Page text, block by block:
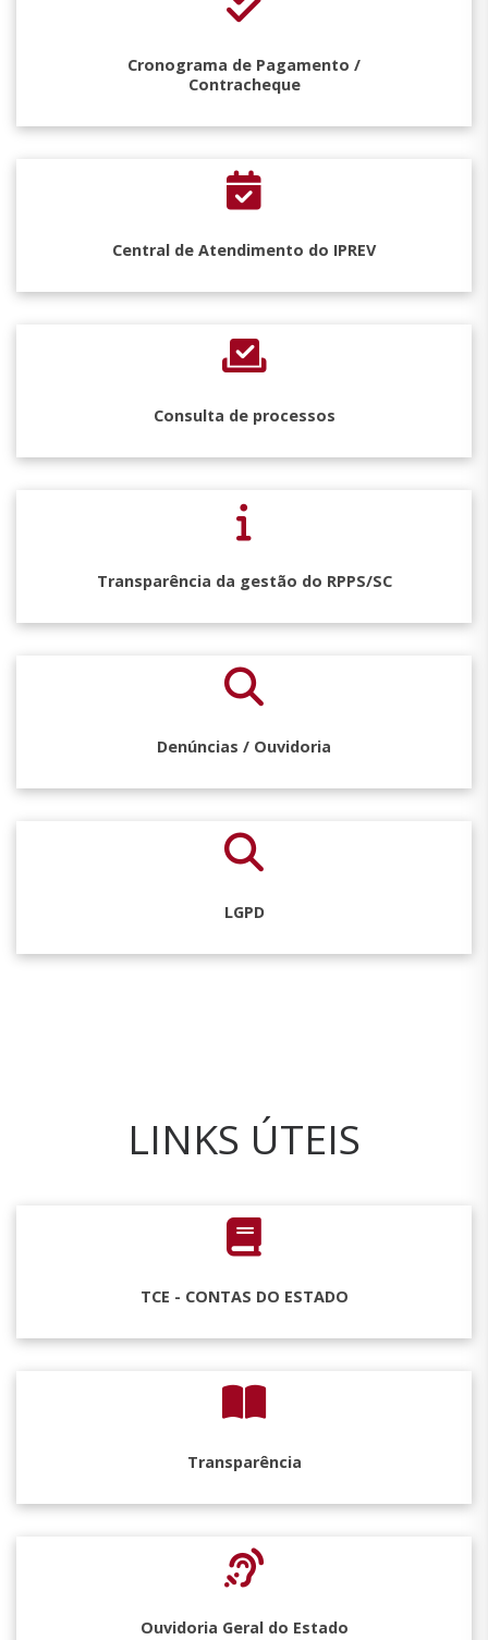
Cronograma de Pagamento /
Contracheque
Central de Atendimento do IPREV
Consulta de processos
Transparência da gestão do RPPS/SC
Denúncias / Ouvidoria
LGPD
LINKS ÚTEIS
TCE - CONTAS DO ESTADO
Transparência
Ouvidoria Geral do Estado